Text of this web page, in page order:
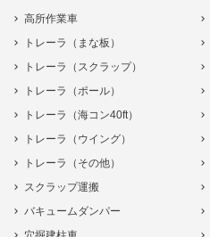
高所作業車
トレーラ（まな板）
トレーラ（スクラップ）
トレーラ（ポール）
トレーラ（海コン40ft）
トレーラ（ウイング）
トレーラ（その他）
スクラップ運搬
バキュームダンパー